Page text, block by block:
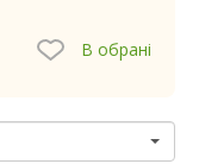
В обрані